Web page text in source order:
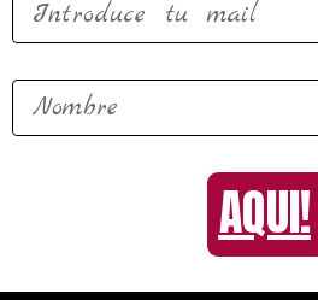
AQUI!